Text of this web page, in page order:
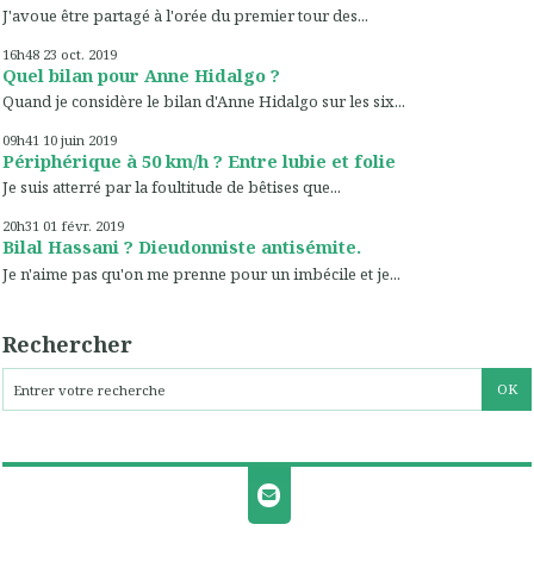
J'avoue être partagé à l'orée du premier tour des...
16h48 23 oct. 2019
Quel bilan pour Anne Hidalgo ?
Quand je considère le bilan d'Anne Hidalgo sur les six...
09h41 10 juin 2019
Périphérique à 50 km/h ? Entre lubie et folie
Je suis atterré par la foultitude de bêtises que...
20h31 01 févr. 2019
Bilal Hassani ? Dieudonniste antisémite.
Je n'aime pas qu'on me prenne pour un imbécile et je...
Rechercher